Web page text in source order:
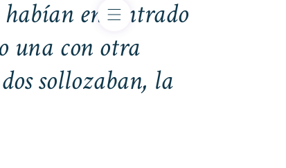
habían encontrado
una con otra
sollozaban, la